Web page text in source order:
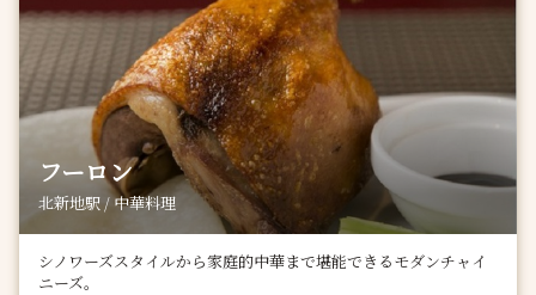
フーロン
北新地駅 / 中華料理
シノワーズスタイルから家庭的中華まで堪能できるモダンチャイ
ニーズ。